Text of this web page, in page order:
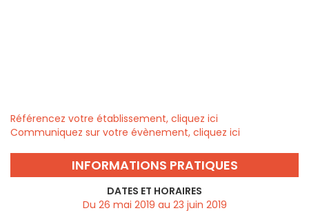
Référencez votre établissement, cliquez ici
Communiquez sur votre évènement, cliquez ici
INFORMATIONS PRATIQUES
DATES ET HORAIRES
Du 26 mai 2019 au 23 juin 2019